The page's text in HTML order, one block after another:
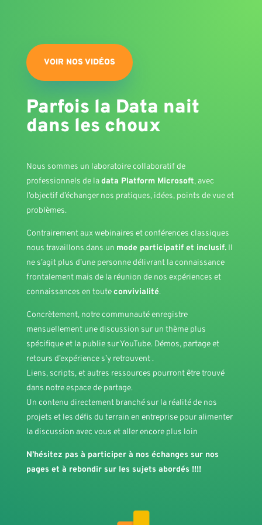
VOIR NOS VIDÉOS
Parfois la Data nait
dans les choux
Nous sommes un laboratoire collaboratif de
professionnels de ladata Platform Microsoft, avec
l’objectif d’échanger nos pratiques, idées, points de vue et
problèmes.
Contrairement aux webinaires et conférences classiques
nous travaillons dans un mode participatif et inclusif.Il
ne s’agit plus d’une personne délivrant la connaissance
frontalement mais de la réunion de nos expériences et
connaissances en touteconvivialité.
Concrètement, notre communauté enregistre
mensuellement une discussion sur un thème plus
spécifique et la publie sur YouTube. Démos, partage et
retours d’expérience s’y retrouvent .
Liens, scripts, et autres ressources pourront être trouvé
dans notre espace de partage.
Un contenu directement branché sur la réalité de nos
projets et les défis du terrain en entreprise pour alimenter
la discussion avec vous et aller encore plus loin
N’hésitez pas à participer à nos échanges sur nos
pages et à rebondir sur les sujets abordés !!!!